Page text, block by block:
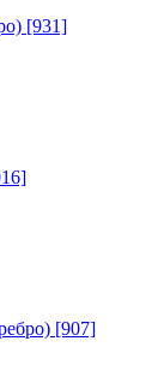
[931]
[907]